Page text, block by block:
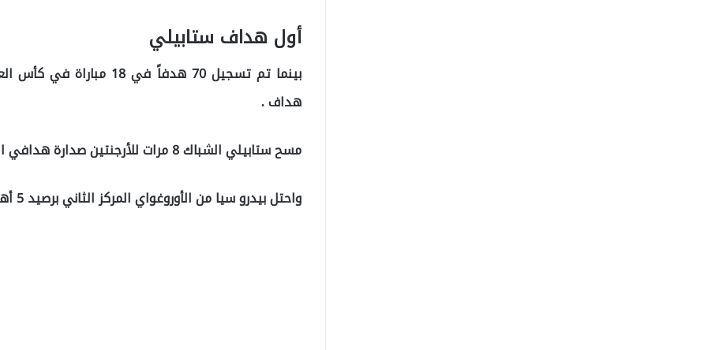
أول هداف ستابيلي
هداف .
مسح ستابيلي الشباك 8 مرات للأرجنتين صدارة هدافي البطولة برصيد 18 هدفا وصنع اسمه في التاريخ.
واحتل بيدرو سيا من الأوروغواي المركز الثاني برصيد 5 أهداف.